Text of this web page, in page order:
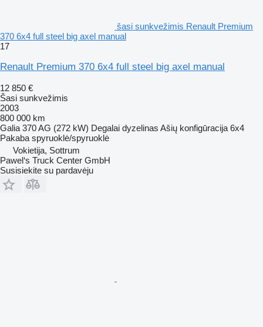
šasi sunkvežimis Renault Premium
370 6x4 full steel big axel manual
17
Renault Premium 370 6x4 full steel big axel manual
12 850 €
Šasi sunkvežimis
2003
800 000 km
Galia 370 AG (272 kW) Degalai dyzelinas Ašių konfigūracija 6x4
Pakaba spyruoklė/spyruoklė
Vokietija, Sottrum
Pawel‘s Truck Center GmbH
Susisiekite su pardavėju